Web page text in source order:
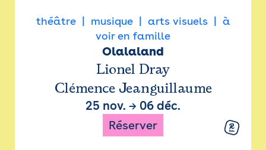
théâtre musique arts visuels
à
voir en famille
Olalaland
Lionel Dray
Clémence Jeanguillaume
25 nov. → 06 déc.
Réserver